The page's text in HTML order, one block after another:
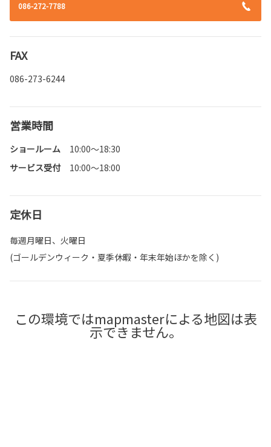
086-272-7788
FAX
086-273-6244
営業時間
ショールーム
10:00～18:30
サービス受付
10:00～18:00
定休日
毎週月曜日、火曜日
(ゴールデンウィーク・夏季休暇・年末年始ほかを除く)
この環境ではmapmasterによる地図は表
示できません。